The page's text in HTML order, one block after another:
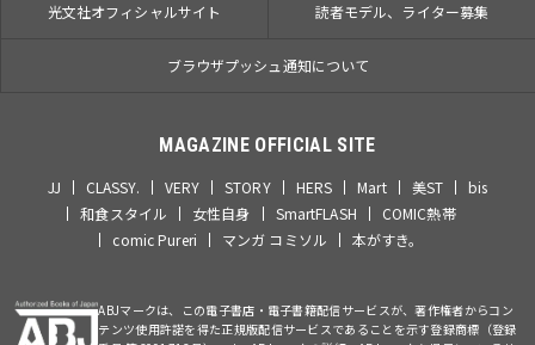
光文社オフィシャルサイト 読者モデル、ライター募集
ブラウザプッシュ通知について
MAGAZINE OFFICIAL SITE
JJ CLASSY. VERY STORY HERS Mart 美ST
bis
和食スタイル
女性自身 SmartFLASH
COMIC熱帯
comic Pureri
マンガ コミソル 本がすき。
ABJマークは、この電子書店・電子書籍配信サービスが、著作権者からコン
テンツ使用許諾を得た正規版配信サービスであることを示す登録商標（登録